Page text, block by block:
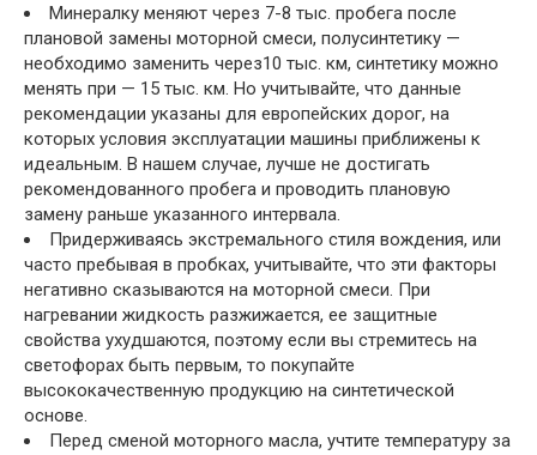
Минералку меняют через 7-8 тыс. пробега после
плановой замены моторной смеси, полусинтетику —
необходимо заменить через10 тыс. км, синтетику можно
менять при — 15 тыс. км. Но учитывайте, что данные
рекомендации указаны для европейских дорог, на
которых условия эксплуатации машины приближены к
идеальным. В нашем случае, лучше не достигать
рекомендованного пробега и проводить плановую
замену раньше указанного интервала.
Придерживаясь экстремального стиля вождения, или
часто пребывая в пробках, учитывайте, что эти факторы
негативно сказываются на моторной смеси. При
нагревании жидкость разжижается, ее защитные
свойства ухудшаются, поэтому если вы стремитесь на
светофорах быть первым, то покупайте
высококачественную продукцию на синтетической
основе.
Перед сменой моторного масла, учтите температуру за